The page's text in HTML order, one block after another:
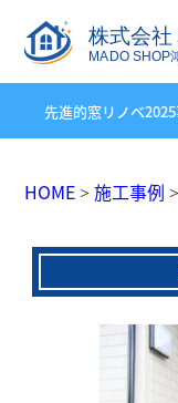
先進的窓リノベ
HOME >施工事例 >